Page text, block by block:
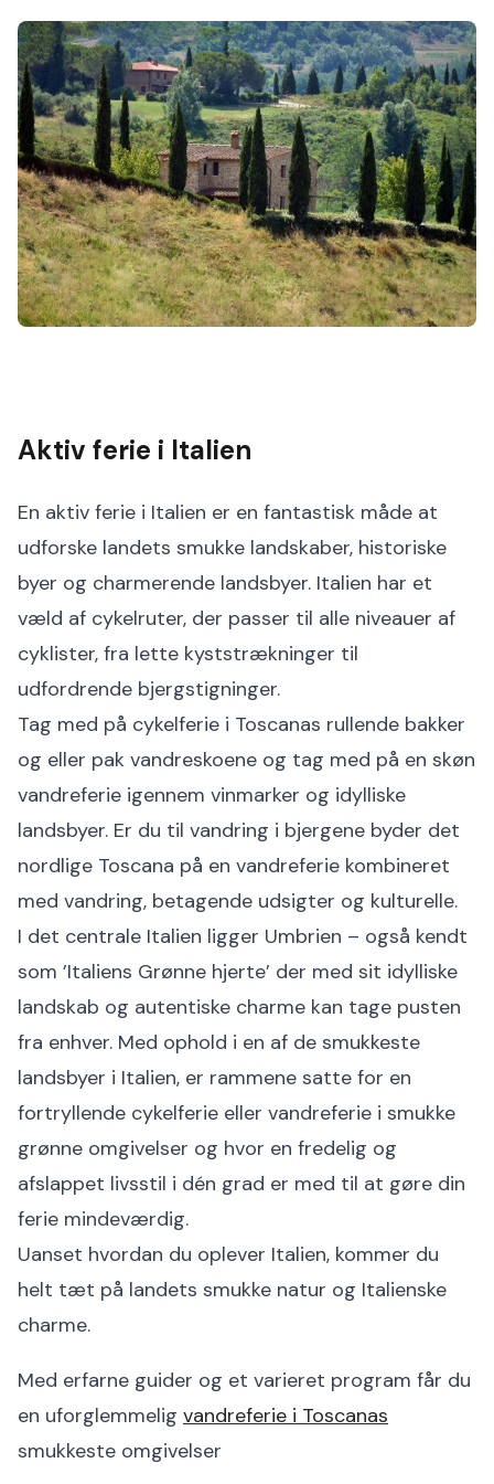
Aktiv ferie i Italien
En aktiv ferie i Italien er en fantastisk måde at
udforske landets smukke landskaber, historiske
byer og charmerende landsbyer. Italien har et
væld af cykelruter, der passer til alle niveauer af
cyklister, fra lette kyststrækninger til
udfordrende bjergstigninger.
Tag med på cykelferie i Toscanas rullende bakker
og eller pak vandreskoene og tag med på en skøn
vandreferie igennem vinmarker og idylliske
landsbyer. Er du til vandring i bjergene byder det
nordlige Toscana på en vandreferie kombineret
med vandring, betagende udsigter og kulturelle.
I det centrale Italien ligger Umbrien – også kendt
som ’Italiens Grønne hjerte’ der med sit idylliske
landskab og autentiske charme kan tage pusten
fra enhver. Med ophold i en af de smukkeste
landsbyer i Italien, er rammene satte for en
fortryllende cykelferie eller vandreferie i smukke
grønne omgivelser og hvor en fredelig og
afslappet livsstil i dén grad er med til at gøre din
ferie mindeværdig.
Uanset hvordan du oplever Italien, kommer du
helt tæt på landets smukke natur og Italienske
charme.
Med erfarne guider og et varieret program får du
en uforglemmelig vandreferie i Toscanas
smukkeste omgivelser